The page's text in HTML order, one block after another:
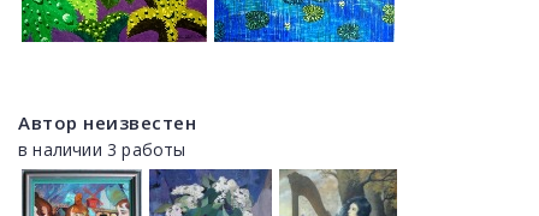
Автор неизвестен
в наличии 3 работы